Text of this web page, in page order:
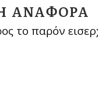
ΑΝΑΦΟΡΆ
το παρόν